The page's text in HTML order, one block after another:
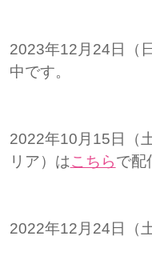
2023年12月24日（
中です。
2022年10月15日（
リア）はこちらで配
2022年12月24日（